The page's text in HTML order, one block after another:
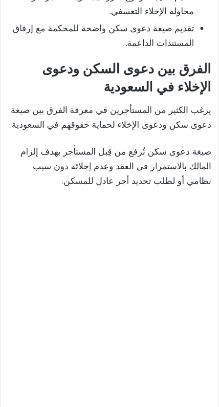
محاولة الإخلاء التعسفي.
تقديم صيغة دعوى سكن واضحة للمحكمة مع إرفاق
المستندات الداعمة.
الفرق بين دعوى السكن ودعوى
الإخلاء في السعودية
يرغب الكثير من المستأجرين في معرفة الفرق بين صيغة
دعوى سكن ودعوى الإخلاء لحماية حقوقهم في السعودية.
صيغة دعوى سكن تُرفع من قِبل المستأجر بهدف إلزام
المالك بالاستمرار في العقد وعدم إخلائه دون سبب
نظامي أو لطلب تحديد أجر عادل للمسكن.